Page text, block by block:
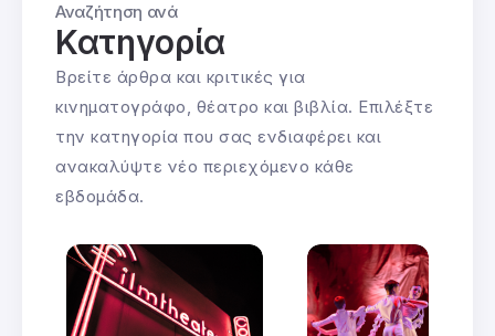
Κατηγορία
Αναζήτηση ανά
Βρείτε άρθρα και κριτικές για
κινηματογράφο, θέατρο και βιβλία. Επιλέξτε
την κατηγορία που σας ενδιαφέρει και
ανακαλύψτε νέο περιεχόμενο κάθε
εβδομάδα.